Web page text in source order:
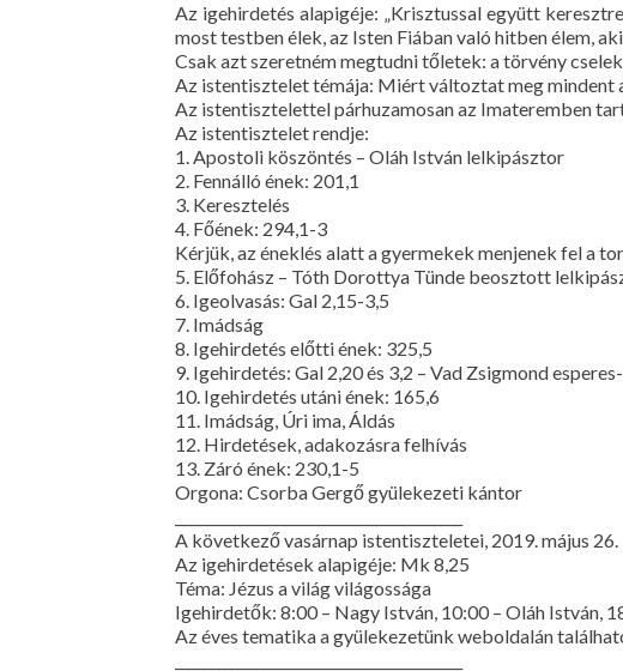
Az igehirdetés alapigéje: „Krisztussal együtt
most testben élek, az Isten Fiában való hitben élem,
Csak azt szeretném megtudni tőletek: a törvény
Az istentisztelet témája: Miért változtat meg mindent
Az istentisztelettel párhuzamosan az Imateremben
Az istentisztelet rendje:
1. Apostoli köszöntés – Oláh István lelkipásztor
2. Fennálló ének: 201,1
3. Keresztelés
4. Főének: 294,1-3
Kérjük, az éneklés alatt a gyermekek menjenek fel a
5. Előfohász – Tóth Dorottya Tünde beosztott
6. Igeolvasás: Gal 2,15-3,5
7. Imádság
8. Igehirdetés előtti ének: 325,5
9. Igehirdetés: Gal 2,20 és 3,2 – Vad Zsigmond
10. Igehirdetés utáni ének: 165,6
11. Imádság, Úri ima, Áldás
12. Hirdetések, adakozásra felhívás
13. Záró ének: 230,1-5
Orgona: Csorba Gergő gyülekezeti kántor
A következő vasárnap istentiszteletei, 2019. május 26.
Az igehirdetések alapigéje: Mk 8,25
Téma: Jézus a világ világossága
Igehirdetők: 8:00 – Nagy István, 10:00 – Oláh István,
Az éves tematika a gyülekezetünk weboldalán